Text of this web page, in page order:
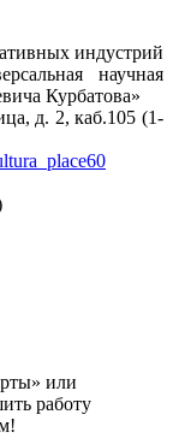
индустрий
научная
Курбатова»
д. 2, каб.105 (1-
или
работу